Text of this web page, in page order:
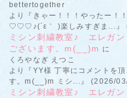
bettertogether
より『きゃー！！！やったー！
♡♡♡♪(´ε｀ )楽しみすぎま...』
ミシン刺繍教室♪ エレガン
ございます。m(__)m に
くろやなぎ えつこ
より『YY様 丁寧にコメントを
す。m(__)m ミシ...』 (2026/
ミシン刺繍教室♪ エレガン